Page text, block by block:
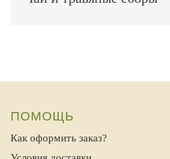
ПОМОЩЬ
Как оформить заказ?